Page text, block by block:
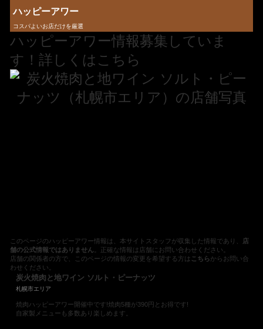
ハッピーアワー
コスパよいお店だけを厳選
ハッピーアワー情報募集していま
す！詳しくはこちら
このページのハッピーアワー情報は、本サイトスタッフが収集した情報であり、
店
舗の公式情報ではありません 。正確な情報は店舗にお問い合わせください。
店舗の関係者の方で、このページの情報の変更を希望する方は こちらからお問い合
わせください。
炭火焼肉と地ワイン ソルト・ピーナッツ
札幌市エリア
焼肉ハッピーアワー開催中です!焼肉5種が390円とお得です!
自家製メニューも多数あり楽しめます。